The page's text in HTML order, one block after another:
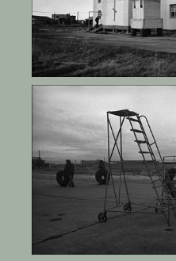
порта и коком
понимаешь, что
Миша Масленников
2007